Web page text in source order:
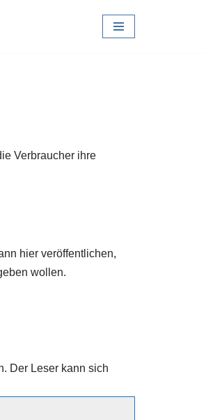
Verbraucher ihre
hier veröffentlichen,
wollen.
Der Leser kann sich